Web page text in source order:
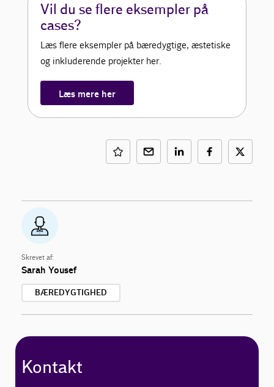
Vil du se flere eksempler på
cases?
Læs flere eksempler på bæredygtige, æstetiske
og inkluderende projekter her.
Læs mere her
Skrevet af:
Sarah Yousef
BÆREDYGTIGHED
Kontakt